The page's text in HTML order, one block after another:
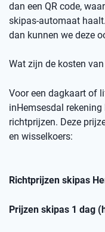
dan een QR code,
skipas-automaat
dan kunnen we deze
Wat zijn de kosten
Voor een dagkaart of
inHemsesdal
richtprijzen. Deze
en wisselkoers:
Richtprijzen skipas
Prijzen skipas 1 dag